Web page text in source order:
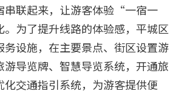
串联起来，让游客体验“一宿一
为了提升线路的体验感，平城区
务设施，在主要景点、街区设置游
游导览牌、智慧导览系统，开通旅
化交通指引系统，为游客提供便